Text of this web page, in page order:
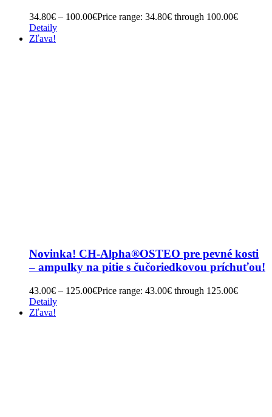
34.80€ – 100.00€Price range: 34.80€ through 100.00€
Detaily
Zľava!
Novinka! CH-Alpha®OSTEO pre pevné kosti
– ampulky na pitie s čučoriedkovou príchuťou!
43.00€ – 125.00€Price range: 43.00€ through 125.00€
Detaily
Zľava!